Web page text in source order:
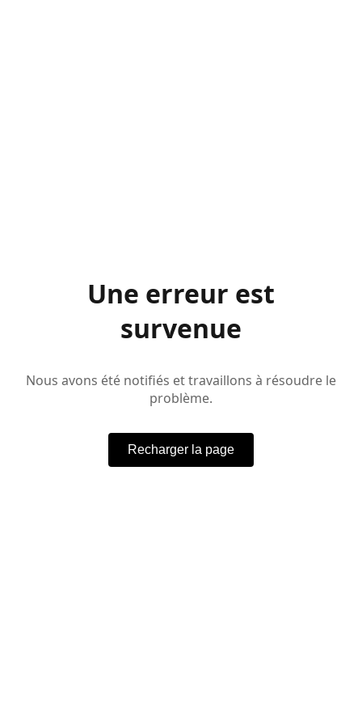
Une erreur est
survenue
Nous avons été notifiés et travaillons à résoudre le
problème.
Recharger la page